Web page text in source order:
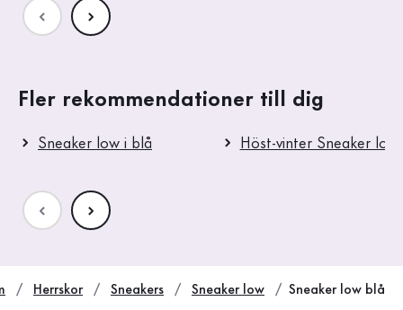
Fler rekommendationer till dig
Sneaker low i blå Höst-vinter Sneaker low
Herrskor Sneakers Sneaker low Sneaker low blå